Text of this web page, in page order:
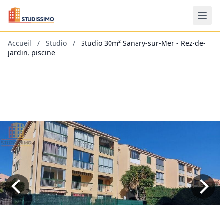
Accueil / Studio /
Studio 30m² Sanary-sur-Mer - Rez-de-
jardin, piscine